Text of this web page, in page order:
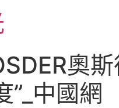
奧
”_中國網